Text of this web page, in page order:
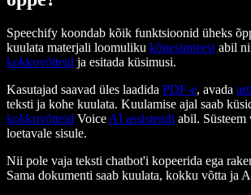
Speechify koondab kõik funktsioonid üheks
kuulata materjali loomuliku kõnesünteesi abil
kokkuvõtteid ja esitada küsimusi.
Kasutajad saavad üles laadida PDF-e, avada
teksti ja kohe kuulata. Kuulamise ajal saab
kokkuvõtteid VoiceAI assistendi abil. Süsteem
loetavale sisule.
Nii pole vaja teksti chatbot'i kopeerida ega
Sama dokumenti saab kuulata, kokku võtta ja